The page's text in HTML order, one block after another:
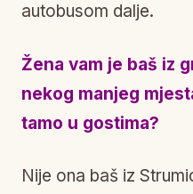
autobusom dalje.
Žena vam je baš iz
nekog manjeg
tamo u gostima?
Nije ona baš iz